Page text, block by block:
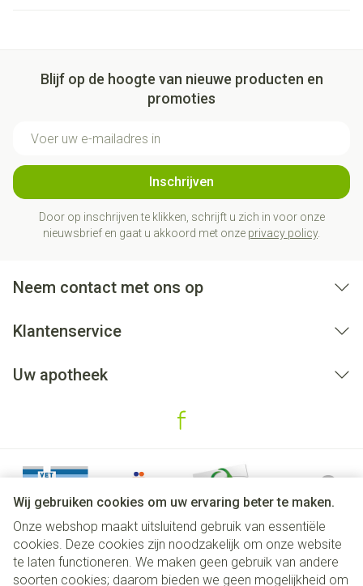
Wij gebruiken cookies om uw ervaring beter te maken.
Onze webshop maakt uitsluitend gebruik van essentiële
cookies. Deze cookies zijn noodzakelijk om onze website
te laten functioneren. We maken geen gebruik van andere
soorten cookies; daarom bieden we geen mogelijkheid om
Blijf op de hoogte van nieuwe producten en
promoties
Inschrijven
Door op inschrijven te klikken, schrijft u zich in voor onze
nieuwsbrief en gaat u akkoord met onze privacy policy.
Neem contact met ons op
Klantenservice
Uw apotheek